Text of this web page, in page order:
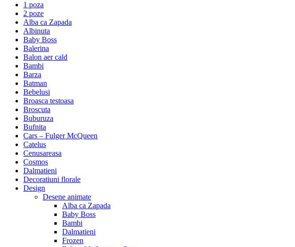
1 poza
2 poze
Alba ca Zapada
Albinuta
Baby Boss
Balerina
Balon aer cald
Bambi
Barza
Batman
Bebelusi
Broasca testoasa
Broscuta
Buburuza
Bufnita
Cars – Fulger McQueen
Catelus
Cenusareasa
Cosmos
Dalmatieni
Decoratiuni florale
Design
Desene animate
Alba ca Zapada
Baby Boss
Bambi
Dalmatieni
Frozen